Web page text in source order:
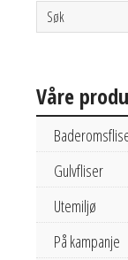
Våre
Gulvfliser
Utemiljø
På kampanje